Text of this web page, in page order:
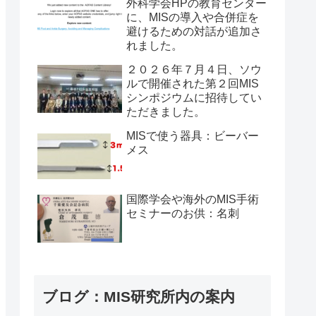
外科学会HPの教育センター
に、MISの導入や合併症を
避けるための対話が追加さ
れました。
２０２６年７月４日、ソウ
ルで開催された第２回MIS
シンポジウムに招待してい
ただきました。
MISで使う器具：ビーバー
メス
国際学会や海外のMIS手術
セミナーのお供：名刺
ブログ：MIS研究所内の案内